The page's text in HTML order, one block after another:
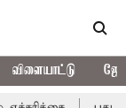
விளையாட்டு